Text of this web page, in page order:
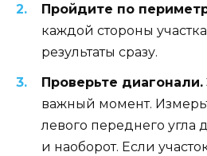
Пройдите по
каждой стороны
результаты сразу.
Проверьте диагонали.
важный момент.
левого переднего угла
и наоборот. Если